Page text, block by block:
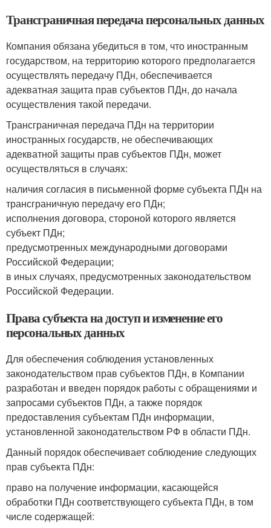
Трансграничная передача персональных данных
Компания обязана убедиться в том, что иностранным
государством, на территорию которого предполагается
осуществлять передачу ПДн, обеспечивается
адекватная защита прав субъектов ПДн, до начала
осуществления такой передачи.
Трансграничная передача ПДн на территории
иностранных государств, не обеспечивающих
адекватной защиты прав субъектов ПДн, может
осуществляться в случаях:
наличия согласия в письменной форме субъекта ПДн на
трансграничную передачу его ПДн;
исполнения договора, стороной которого является
субъект ПДн;
предусмотренных международными договорами
Российской Федерации;
в иных случаях, предусмотренных законодательством
Российской Федерации.
Права субъекта на доступ и изменение его
персональных данных
Для обеспечения соблюдения установленных
законодательством прав субъектов ПДн, в Компании
разработан и введен порядок работы с обращениями и
запросами субъектов ПДн, а также порядок
предоставления субъектам ПДн информации,
установленной законодательством РФ в области ПДн.
Данный порядок обеспечивает соблюдение следующих
прав субъекта ПДн:
право на получение информации, касающейся
обработки ПДн соответствующего субъекта ПДн, в том
числе содержащей: